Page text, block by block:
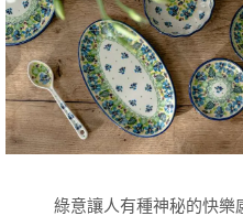
綠意讓人有種神秘的快樂